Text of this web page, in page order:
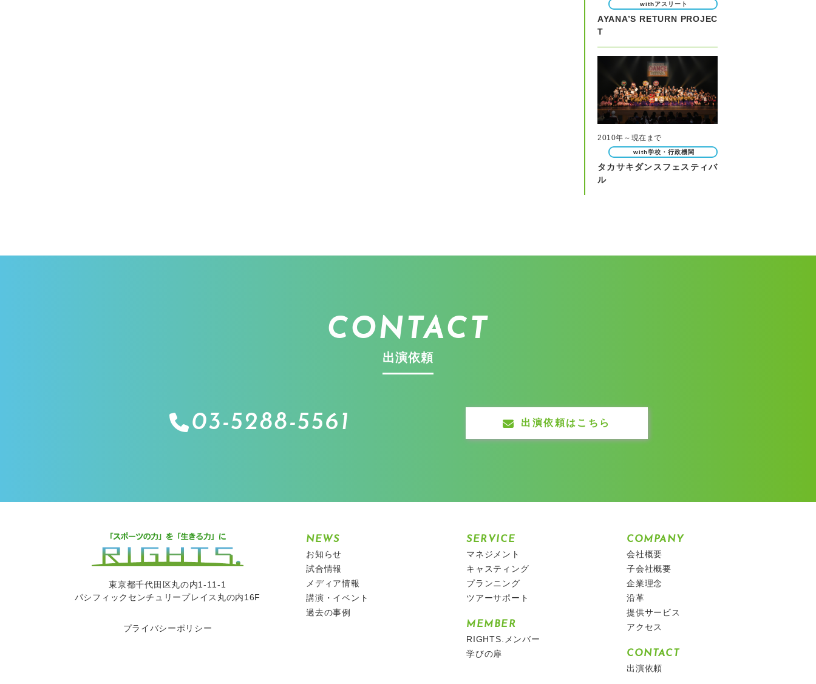
withアスリート
AYANA’S RETURN PROJEC
T
2010年～現在まで
with学校・行政機関
タカサキダンスフェスティバ
ル
CONTACT
出演依頼
03-5288-5561 出演依頼はこちら
東京都千代田区丸の内1-11-1
パシフィックセンチュリープレイス丸の内16F
プライバシーポリシー
NEWS
お知らせ
試合情報
メディア情報
講演・イベント
過去の事例
SERVICE
マネジメント
キャスティング
プランニング
ツアーサポート
MEMBER
RIGHTS.メンバー
学びの扉
COMPANY
会社概要
子会社概要
企業理念
沿革
提供サービス
アクセス
CONTACT
出演依頼